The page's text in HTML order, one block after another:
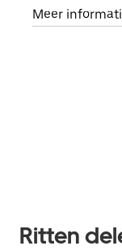
Meer
Ritten